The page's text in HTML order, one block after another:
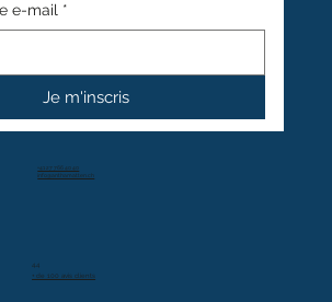
+41 27 766 40 40
info@anthamatten.ch
e-mail *
Je m'inscris
4.4
+ de 100 avis clients